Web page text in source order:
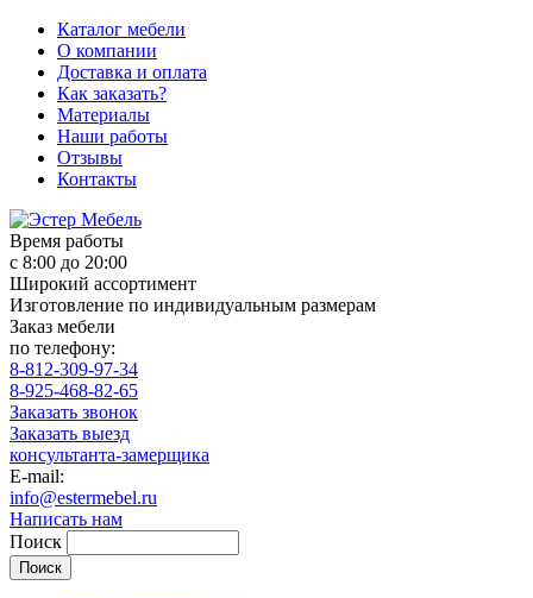
Каталог мебели
О компании
Доставка и оплата
Как заказать?
Материалы
Наши работы
Отзывы
Контакты
Время работы
с 8:00 до 20:00
Широкий ассортимент
Изготовление по индивидуальным размерам
Заказ мебели
по телефону:
8-812-309-97-34
8-925-468-82-65
Заказать звонок
Заказать выезд
консультанта-замерщика
E-mail:
info@estermebel.ru
Написать нам
Поиск